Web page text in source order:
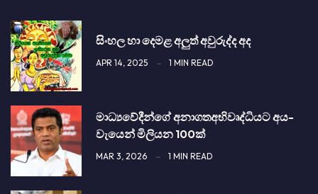
සිංහල හා දෙමළ අලුත් අවුරුද්ද අද
APR 14, 2025 1 MIN READ
­මා­ධ්‍ය­වේ­දීන්ගේ අනාගතඅභි­වෘ­ද්ධි­යට අය-
වැයෙන් මිලි­යන 100ක්
MAR 3, 2026 1 MIN READ